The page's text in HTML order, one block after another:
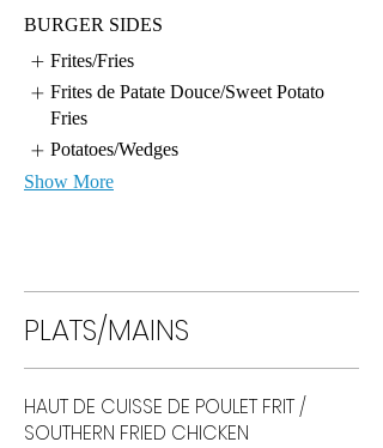
BURGER SIDES
Frites/Fries
Frites de Patate Douce/Sweet Potato
Fries
Potatoes/Wedges
Show More
PLATS/MAINS
HAUT DE CUISSE DE POULET FRIT /
SOUTHERN FRIED CHICKEN